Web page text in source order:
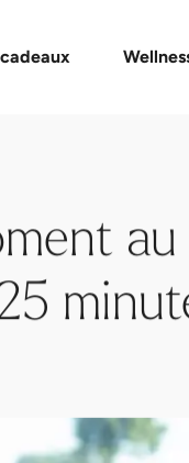
Événements
FAQ bons